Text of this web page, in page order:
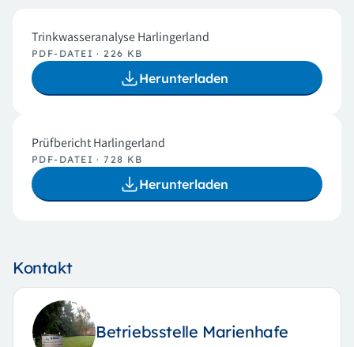
Trinkwasseranalyse Harlingerland
PDF-DATEI · 226 KB
Herunterladen
Prüfbericht Harlingerland
PDF-DATEI · 728 KB
Herunterladen
Kontakt
Betriebsstelle Marienhafe